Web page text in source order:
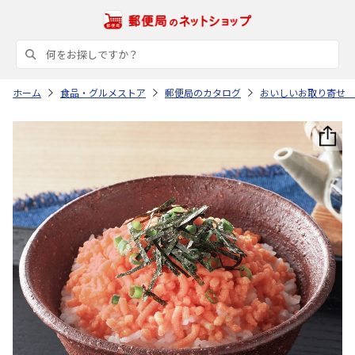
ホーム 食品・グルメストア 郵便局のカタログ おいしいお取り寄せ